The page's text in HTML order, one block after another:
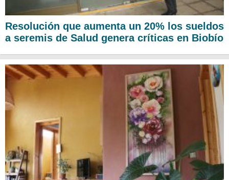
Resolución que aumenta un 20% los sueldos
a seremis de Salud genera críticas en Biobío